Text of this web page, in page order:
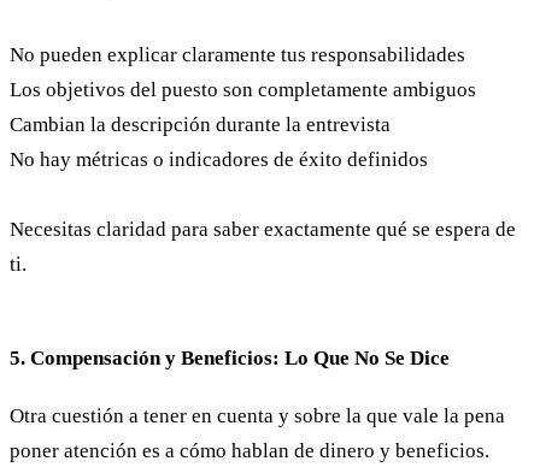
No pueden explicar claramente tus responsabilidades
Los objetivos del puesto son completamente ambiguos
Cambian la descripción durante la entrevista
No hay métricas o indicadores de éxito definidos
Necesitas claridad para saber exactamente qué se espera de
ti.
5. Compensación y Beneficios: Lo Que No Se Dice
Otra cuestión a tener en cuenta y sobre la que vale la pena
poner atención es a cómo hablan de dinero y beneficios.